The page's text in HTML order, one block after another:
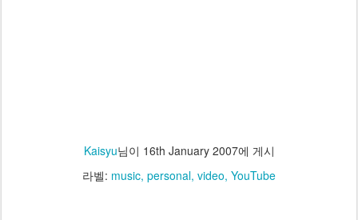
Kaisyu님이 16th January 2007에 게시
라벨: music personal video YouTube